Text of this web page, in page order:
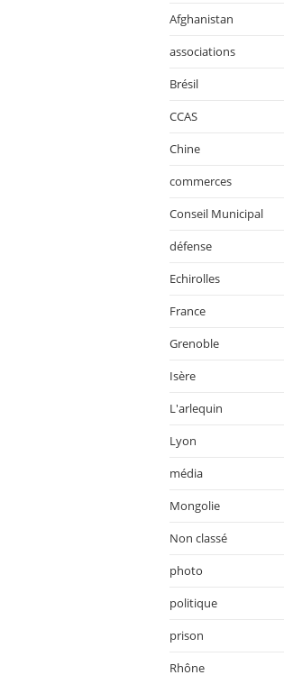
Afghanistan
associations
Brésil
CCAS
Chine
commerces
Conseil Municipal
défense
Echirolles
France
Grenoble
Isère
L'arlequin
Lyon
média
Mongolie
Non classé
photo
politique
prison
Rhône